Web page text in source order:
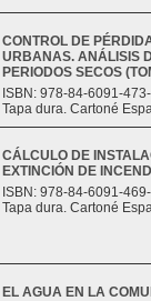
CONTROL DE
URBANAS. ANÁLISIS
PERIODOS SECOS
ISBN: 978-84-6091-
Tapa dura. Cartoné
CÁLCULO DE
EXTINCIÓN DE
ISBN: 978-84-6091-
Tapa dura. Cartoné
EL AGUA EN LA